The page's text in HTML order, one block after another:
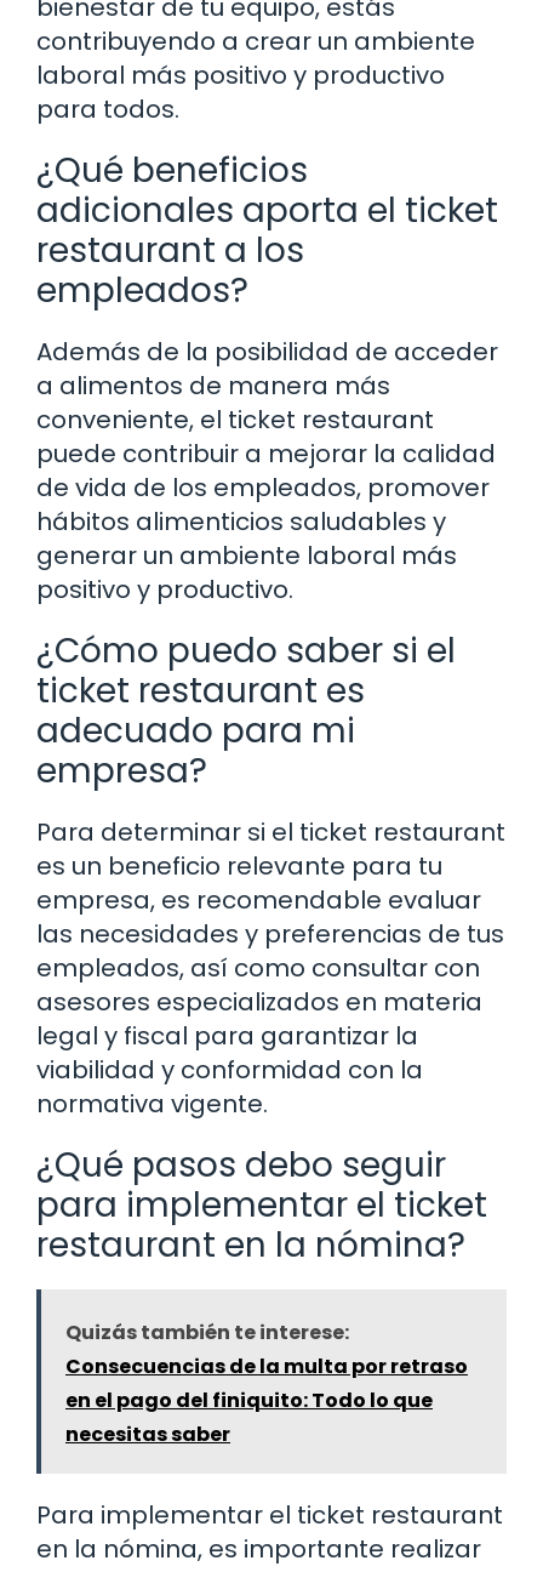
bienestar de tu equipo, estás
contribuyendo a crear un ambiente
laboral más positivo y productivo
para todos.
¿Qué beneficios
adicionales aporta el ticket
restaurant a los
empleados?
Además de la posibilidad de acceder
a alimentos de manera más
conveniente, el ticket restaurant
puede contribuir a mejorar la calidad
de vida de los empleados, promover
hábitos alimenticios saludables y
generar un ambiente laboral más
positivo y productivo.
¿Cómo puedo saber si el
ticket restaurant es
adecuado para mi
empresa?
Para determinar si el ticket restaurant
es un beneficio relevante para tu
empresa, es recomendable evaluar
las necesidades y preferencias de tus
empleados, así como consultar con
asesores especializados en materia
legal y fiscal para garantizar la
viabilidad y conformidad con la
normativa vigente.
¿Qué pasos debo seguir
para implementar el ticket
restaurant en la nómina?
Quizás también te interese:
Consecuencias de la multa por retraso
en el pago del finiquito: Todo lo que
necesitas saber
Para implementar el ticket restaurant
en la nómina, es importante realizar